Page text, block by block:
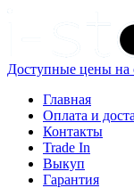
Доступные цены на
Главная
Оплата и
Контакты
Trade In
Выкуп
Гарантия